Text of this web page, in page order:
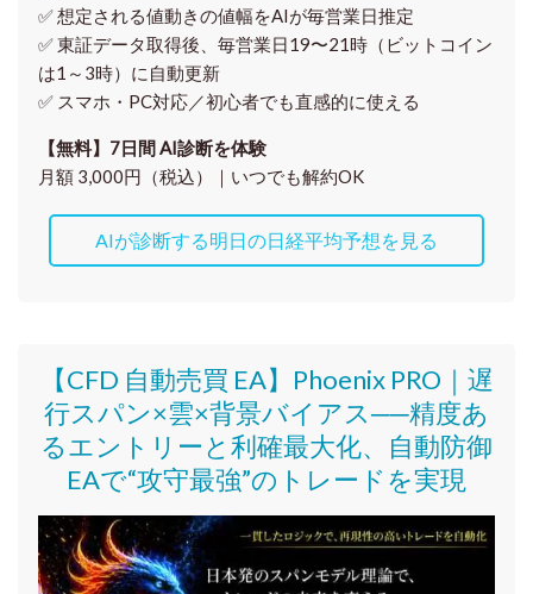
✅ 想定される値動きの値幅をAIが毎営業日推定
✅ 東証データ取得後、 毎営業日19〜21時（ビットコイン
は1～3時）に自動更新
✅ スマホ・PC対応／初心者でも直感的に使える
【無料】7日間 AI診断を体験
月額 3,000円（税込）｜いつでも解約OK
AIが診断する明日の日経平均予想を見る
【CFD 自動売買 EA】Phoenix PRO｜遅
行スパン×雲×背景バイアス──精度あ
るエントリーと利確最大化、自動防御
EAで“攻守最強”のトレードを実現